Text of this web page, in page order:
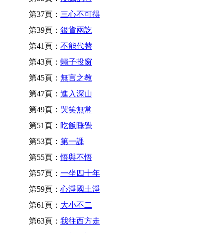
第37頁： 三心不可得
第39頁： 銀貨兩訖
第41頁： 不能代替
第43頁： 蠅子投窗
第45頁： 無言之教
第47頁： 進入深山
第49頁： 哭笑無常
第51頁： 吃飯睡覺
第53頁： 第一課
第55頁：悟與不悟
第57頁： 一坐四十年
第59頁： 心淨國土淨
第61頁： 大小不二
第63頁： 我往西方走